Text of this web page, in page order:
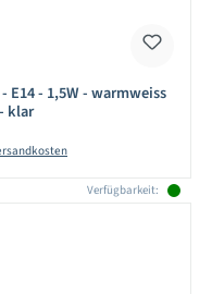
E14 - 1,5W - warmweiss
klar
Preis:
Verfügbarkeit: